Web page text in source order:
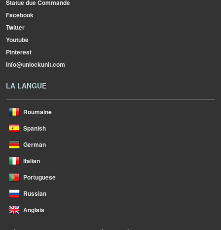
Statue due Commande
Facebook
Twitter
Youtube
Pinterest
info@unlockunit.com
LA LANGUE
Roumaine
Spanish
German
Italian
Portuguese
Russian
Anglais